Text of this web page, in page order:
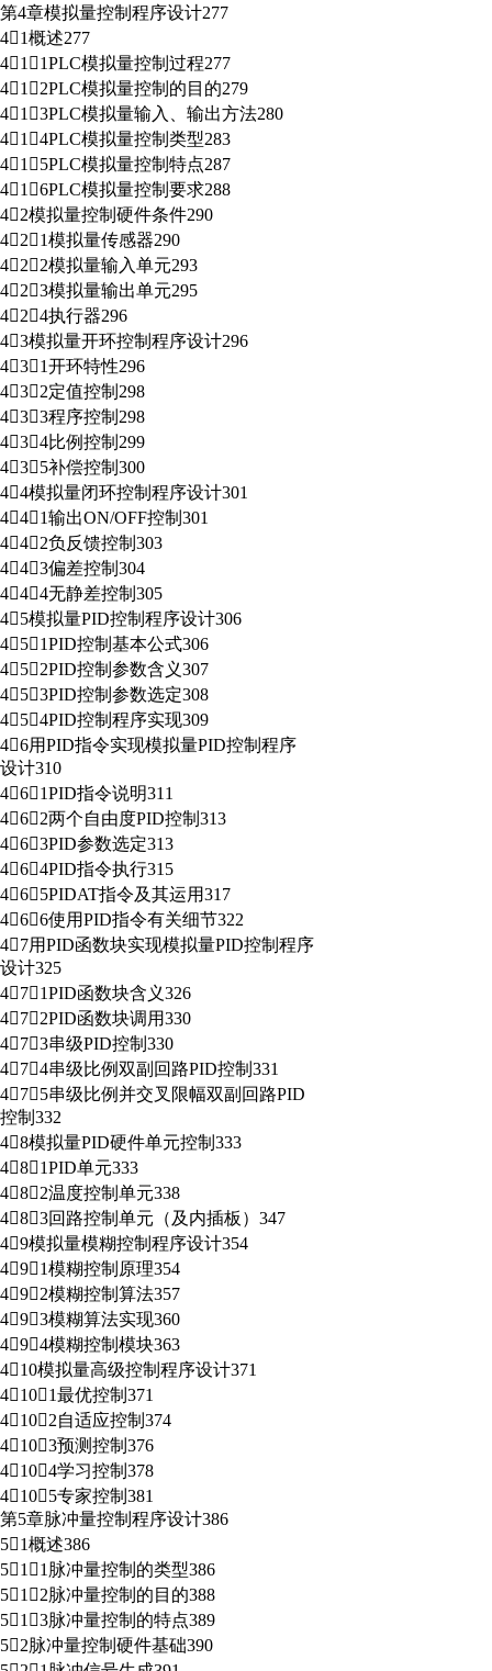
第4章模拟量控制程序设计277
41概述277
411PLC模拟量控制过程277
412PLC模拟量控制的目的279
413PLC模拟量输入、输出方法280
414PLC模拟量控制类型283
415PLC模拟量控制特点287
416PLC模拟量控制要求288
42模拟量控制硬件条件290
421模拟量传感器290
422模拟量输入单元293
423模拟量输出单元295
424执行器296
43模拟量开环控制程序设计296
431开环特性296
432定值控制298
433程序控制298
434比例控制299
435补偿控制300
44模拟量闭环控制程序设计301
441输出ON/OFF控制301
442负反馈控制303
443偏差控制304
444无静差控制305
45模拟量PID控制程序设计306
451PID控制基本公式306
452PID控制参数含义307
453PID控制参数选定308
454PID控制程序实现309
46用PID指令实现模拟量PID控制程序
设计310
461PID指令说明311
462两个自由度PID控制313
463PID参数选定313
464PID指令执行315
465PIDAT指令及其运用317
466使用PID指令有关细节322
47用PID函数块实现模拟量PID控制程序
设计325
471PID函数块含义326
472PID函数块调用330
473串级PID控制330
474串级比例双副回路PID控制331
475串级比例并交叉限幅双副回路PID
控制332
48模拟量PID硬件单元控制333
481PID单元333
482温度控制单元338
483回路控制单元（及内插板）347
49模拟量模糊控制程序设计354
491模糊控制原理354
492模糊控制算法357
493模糊算法实现360
494模糊控制模块363
410模拟量高级控制程序设计371
4101最优控制371
4102自适应控制374
4103预测控制376
4104学习控制378
4105专家控制381
第5章脉冲量控制程序设计386
51概述386
511脉冲量控制的类型386
512脉冲量控制的目的388
513脉冲量控制的特点389
52脉冲量控制硬件基础390